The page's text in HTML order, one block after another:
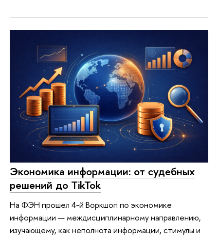
Экономика информации: от судебных
решений до TikTok
На ФЭН прошел 4-й Воркшоп по экономике
информации — междисциплинарному направлению,
изучающему, как неполнота информации, стимулы и